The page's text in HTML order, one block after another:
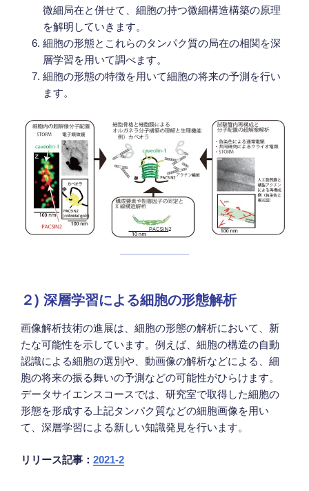
微細局在と併せて、細胞の持つ微細構造構築の原理
を解明していきます。
細胞の形態とこれらのタンパク質の局在の相関を深
層学習を用いて調べます。
細胞の形態の特徴を用いて細胞の将来の予測を行い
ます。
２) 深層学習による細胞の形態解析
画像解析技術の進展は、細胞の形態の解析において、新
たな可能性を示しています。例えば、細胞の構造の自動
認識による細胞の選別や、動画像の解析などによる、細
胞の将来の振る舞いの予測などの可能性がひらけます。
データサイエンスコースでは、研究室で取得した細胞の
形態を形成する上記タンパク質などの細胞画像を用い
て、深層学習による新しい知識発見を行います。
リリース記事： 2021-2